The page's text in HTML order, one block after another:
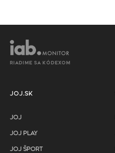
RIADIME SA KÓDEXOM
JOJ.SK
JOJ
JOJ PLAY
JOJ ŠPORT